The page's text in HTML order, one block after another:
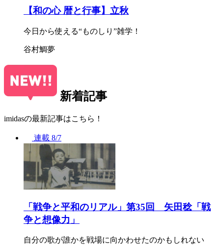
【和の心 暦と行事】立秋
今日から使える“ものしり”雑学！
谷村鯛夢
新着記事
imidasの最新記事はこちら！
連載 8/7
「戦争と平和のリアル」第35回 矢田稔「戦
争と想像力」
自分の歌が誰かを戦場に向かわせたのかもしれない